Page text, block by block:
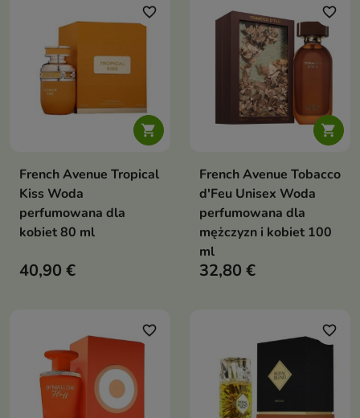

favorite_border
French Avenue Tropical
Kiss Woda
perfumowana dla
kobiet 80 ml
40,90 €

favorite_border
French Avenue Tobacco
d'Feu Unisex Woda
perfumowana dla
mężczyzn i kobiet 100
ml
32,80 €
favorite_border favorite_border